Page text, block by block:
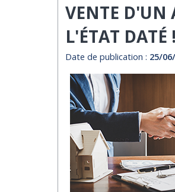
VENTE D'UN
L'ÉTAT DATÉ !
Date de publication : 25/